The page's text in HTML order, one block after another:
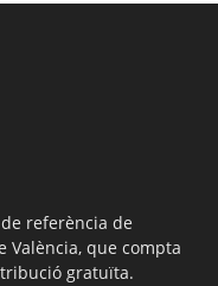
referència de
València, que compta
gratuïta.